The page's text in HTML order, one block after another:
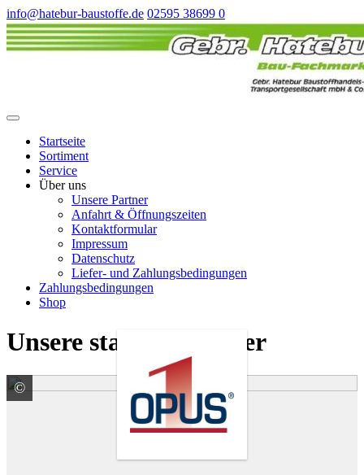
info@hatebur-baustoffe.de 02595 38699 0
Startseite
Sortiment
Service
Über uns
Unsere Partner
Anfahrt & Öffnungszeiten
Kontaktformular
Impressum
Datenschutz
Liefer- und Zahlungsbedingungen
Zahlungsbedingungen
Shop
Unsere starken Partner
© © Hamza / stock.adobe.com